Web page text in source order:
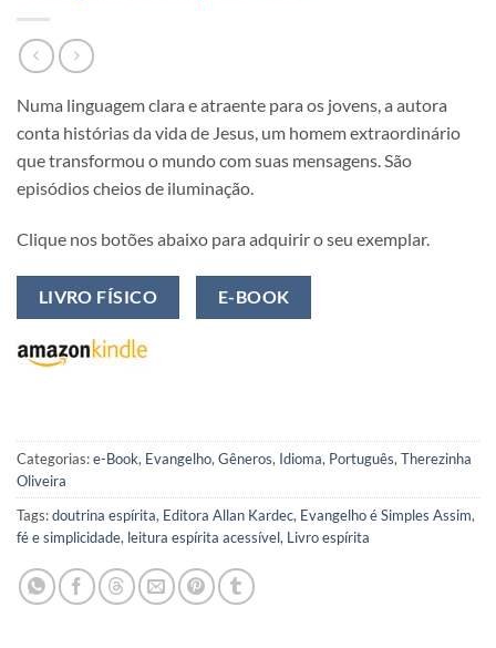
Numa linguagem clara e atraente para os jovens, a autora
conta histórias da vida de Jesus, um homem extraordinário
que transformou o mundo com suas mensagens. São
episódios cheios de iluminação.
Clique nos botões abaixo para adquirir o seu exemplar.
LIVRO FÍSICO E-BOOK
Categorias:e-Book, Evangelho, Gêneros, Idioma, Português, Therezinha
Oliveira
Tags:doutrina espírita, Editora Allan Kardec, Evangelho é Simples Assim,
fé e simplicidade, leitura espírita acessível, Livro espírita